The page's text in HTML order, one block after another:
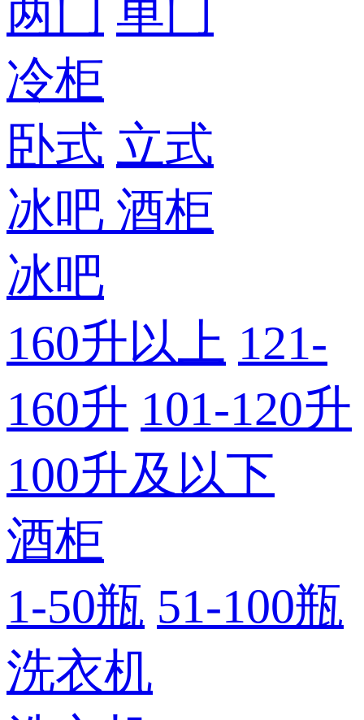
两门 单门
冷柜
卧式 立式
冰吧 酒柜
冰吧
160升以上 121-
160升 101-120升
100升及以下
酒柜
1-50瓶 51-100瓶
洗衣机